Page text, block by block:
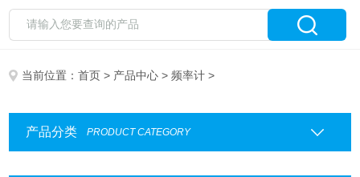
当前位置：首页 > 产品中心 >频率计 >
产品分类 PRODUCT CATEGORY